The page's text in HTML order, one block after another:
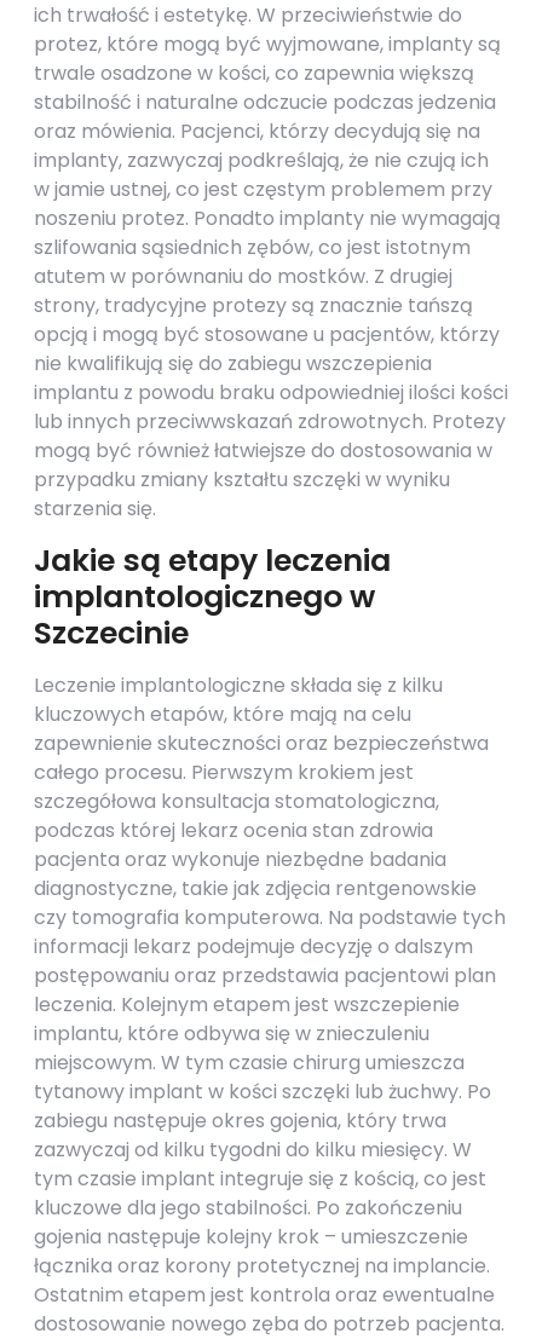
ich trwałość i estetykę. W przeciwieństwie do
protez, które mogą być wyjmowane, implanty są
trwale osadzone w kości, co zapewnia większą
stabilność i naturalne odczucie podczas jedzenia
oraz mówienia. Pacjenci, którzy decydują się na
implanty, zazwyczaj podkreślają, że nie czują ich
w jamie ustnej, co jest częstym problemem przy
noszeniu protez. Ponadto implanty nie wymagają
szlifowania sąsiednich zębów, co jest istotnym
atutem w porównaniu do mostków. Z drugiej
strony, tradycyjne protezy są znacznie tańszą
opcją i mogą być stosowane u pacjentów, którzy
nie kwalifikują się do zabiegu wszczepienia
implantu z powodu braku odpowiedniej ilości kości
lub innych przeciwwskazań zdrowotnych. Protezy
mogą być również łatwiejsze do dostosowania w
przypadku zmiany kształtu szczęki w wyniku
starzenia się.
Jakie są etapy leczenia
implantologicznego w
Szczecinie
Leczenie implantologiczne składa się z kilku
kluczowych etapów, które mają na celu
zapewnienie skuteczności oraz bezpieczeństwa
całego procesu. Pierwszym krokiem jest
szczegółowa konsultacja stomatologiczna,
podczas której lekarz ocenia stan zdrowia
pacjenta oraz wykonuje niezbędne badania
diagnostyczne, takie jak zdjęcia rentgenowskie
czy tomografia komputerowa. Na podstawie tych
informacji lekarz podejmuje decyzję o dalszym
postępowaniu oraz przedstawia pacjentowi plan
leczenia. Kolejnym etapem jest wszczepienie
implantu, które odbywa się w znieczuleniu
miejscowym. W tym czasie chirurg umieszcza
tytanowy implant w kości szczęki lub żuchwy. Po
zabiegu następuje okres gojenia, który trwa
zazwyczaj od kilku tygodni do kilku miesięcy. W
tym czasie implant integruje się z kością, co jest
kluczowe dla jego stabilności. Po zakończeniu
gojenia następuje kolejny krok – umieszczenie
łącznika oraz korony protetycznej na implancie.
Ostatnim etapem jest kontrola oraz ewentualne
dostosowanie nowego zęba do potrzeb pacjenta.